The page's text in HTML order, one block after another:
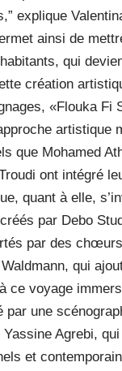
explique
ainsi de
qui
création
«Flouka Fi
artistique
que Mohamed
ont intégré
quant à elle,
par Debo
par des
qui
ce voyage
par une
Yassine Agrebi,
et